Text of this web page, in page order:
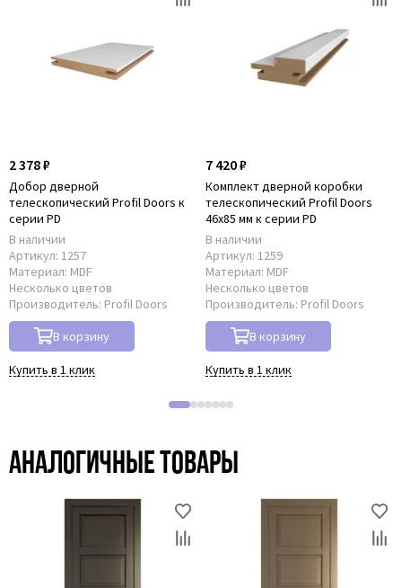
2 378 ₽
Добор дверной
телескопический Profil Doors к
серии PD
В наличии
Артикул: 1257
Материал: MDF
Несколько цветов
Производитель: Profil Doors
В корзину
Купить в 1 клик
7 420 ₽
Комплект дверной коробки
телескопический Profil Doors
46x85 мм к серии PD
В наличии
Артикул: 1259
Материал: MDF
Несколько цветов
Производитель: Profil Doors
В корзину
Купить в 1 клик
Аналогичные товары